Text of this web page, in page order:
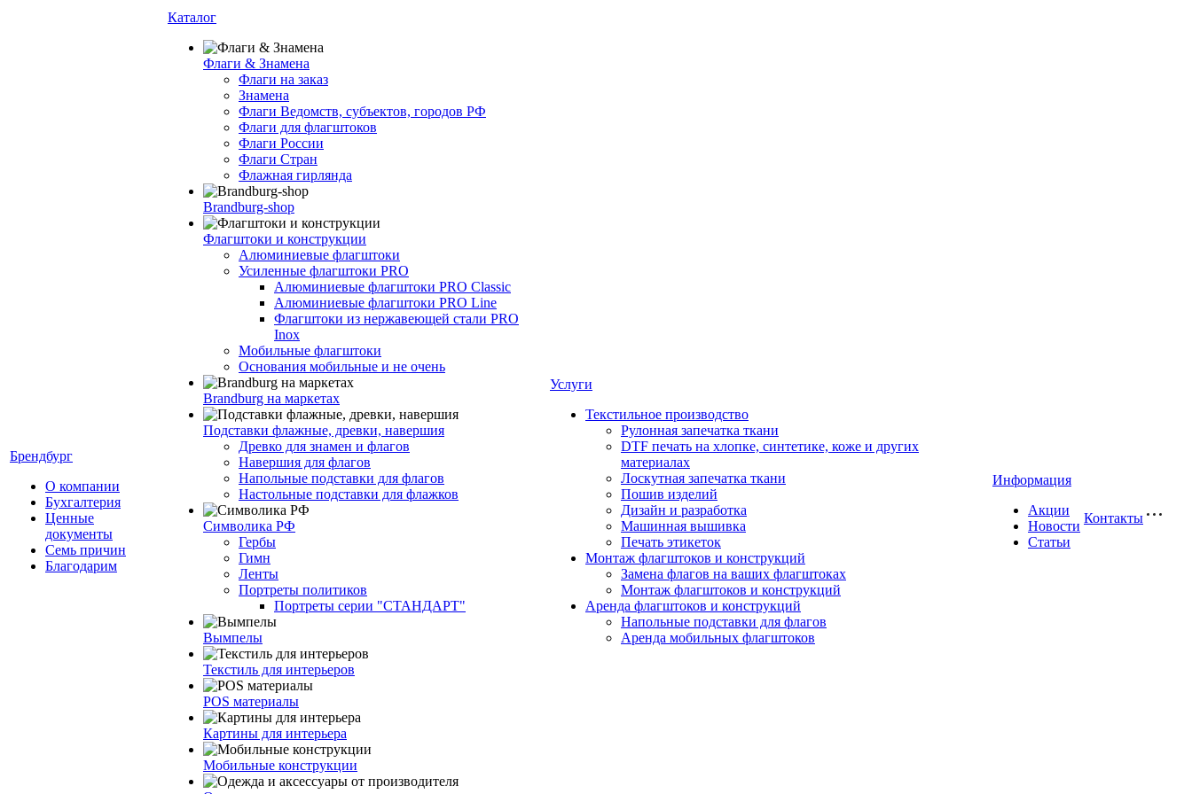
Брендбург
О компании
Бухгалтерия
Ценные
документы
Семь причин
Благодарим
Каталог
Флаги & Знамена
Флаги на заказ
Знамена
Флаги Ведомств, субъектов, городов РФ
Флаги для флагштоков
Флаги России
Флаги Стран
Флажная гирлянда
Brandburg-shop
Флагштоки и конструкции
Алюминиевые флагштоки
Усиленные флагштоки PRO
Алюминиевые флагштоки PRO Classic
Алюминиевые флагштоки PRO Line
Флагштоки из нержавеющей стали PRO
Inox
Мобильные флагштоки
Основания мобильные и не очень
Brandburg на маркетах
Подставки флажные, древки, навершия
Древко для знамен и флагов
Навершия для флагов
Напольные подставки для флагов
Настольные подставки для флажков
Символика РФ
Гербы
Гимн
Ленты
Портреты политиков
Портреты серии "СТАНДАРТ"
Вымпелы
Текстиль для интерьеров
POS материалы
Картины для интерьера
Мобильные конструкции
Услуги
Текстильное производство
Рулонная запечатка ткани
DTF печать на хлопке, синтетике, коже и других
материалах
Лоскутная запечатка ткани
Пошив изделий
Дизайн и разработка
Машинная вышивка
Печать этикеток
Монтаж флагштоков и конструкций
Замена флагов на ваших флагштоках
Монтаж флагштоков и конструкций
Аренда флагштоков и конструкций
Напольные подставки для флагов
Аренда мобильных флагштоков
Информация
Акции
Новости
Статьи
Контакты